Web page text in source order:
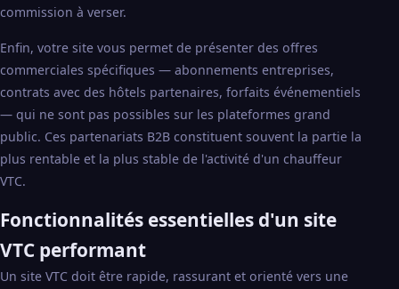
commission à verser.
Enfin, votre site vous permet de présenter des offres
commerciales spécifiques — abonnements entreprises,
contrats avec des hôtels partenaires, forfaits événementiels
— qui ne sont pas possibles sur les plateformes grand
public. Ces partenariats B2B constituent souvent la partie la
plus rentable et la plus stable de l'activité d'un chauffeur
VTC.
Fonctionnalités essentielles d'un site
VTC performant
Un site VTC doit être rapide, rassurant et orienté vers une